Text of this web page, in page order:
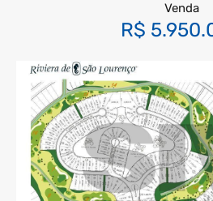
Venda
R$